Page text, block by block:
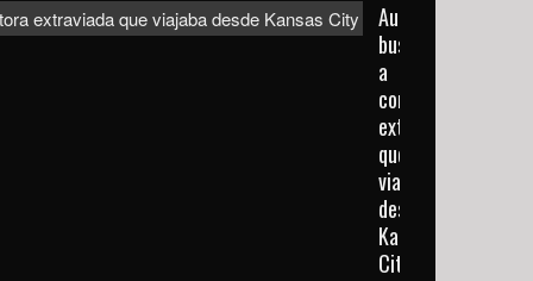
Autoridades
buscan
a
conductora
extraviada
que
viajaba
desde
Kansas
City